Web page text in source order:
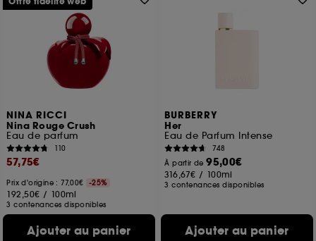
NINA RICCI
Nina Rouge Crush
Eau de parfum
110
57,75€
Prix d'origine : 77,00€ -25%
192,50€ / 100ml
3 contenances disponibles
Ajouter au panier
BURBERRY
Her
Eau de Parfum Intense
748
À partir de95,00€
316,67€ / 100ml
3 contenances disponibles
Ajouter au panier